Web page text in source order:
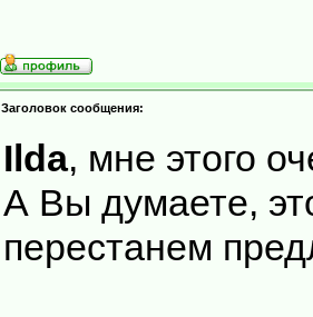
Заголовок сообщения:
Ilda, мне этого
А Вы думаете,
перестанем